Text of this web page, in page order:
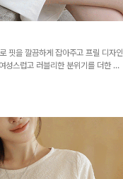
핏을 깔끔하게 잡아주고 프릴 디자인
성스럽고 러블리한 분위기를 더한 블